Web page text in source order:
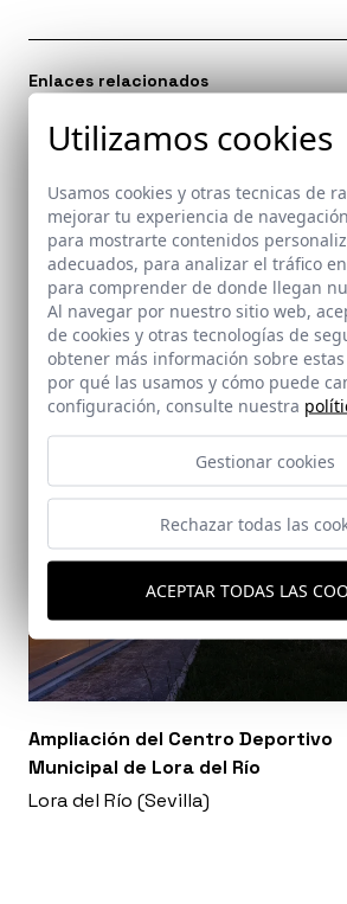
Enlaces relacionados
Mismo
Ampliación del Centro Deportivo
Municipal de Lora del Río
Lora del Río (Sevilla)
Utilizamos cookies
Usamos cookies y otras tecnicas de
mejorar tu experiencia de
para mostrarte contenidos
adecuados, para analizar el tráfico
para comprender de donde llegan
Al navegar por nuestro sitio web,
de cookies y otras tecnologías de
obtener más información sobre estas
por qué las usamos y cómo puede
configuración, consulte nuestra
Gestionar cookies
Rechazar todas las
ACEPTAR TODAS LAS